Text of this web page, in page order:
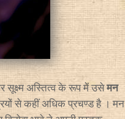
सूक्ष्म अस्तित्व के रूप में उसेमन
से कहीं अधिक प्रचण्ड है । मन